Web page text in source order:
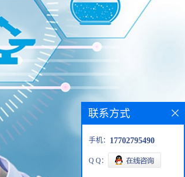
联系方式
手机： 17702795490
Q Q：